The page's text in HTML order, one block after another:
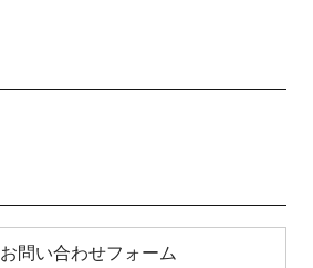
お問い合わせフォーム